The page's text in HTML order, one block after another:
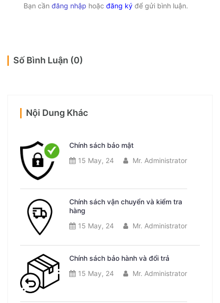
Bạn cần đăng nhập hoặc đăng ký để gửi bình luận.
Số Bình Luận (0)
Nội Dung Khác
Chính sách bảo mật
15 May, 24
Mr. Administrator
Chính sách vận chuyển và kiểm tra
hàng
15 May, 24
Mr. Administrator
Chính sách bảo hành và đổi trả
15 May, 24
Mr. Administrator